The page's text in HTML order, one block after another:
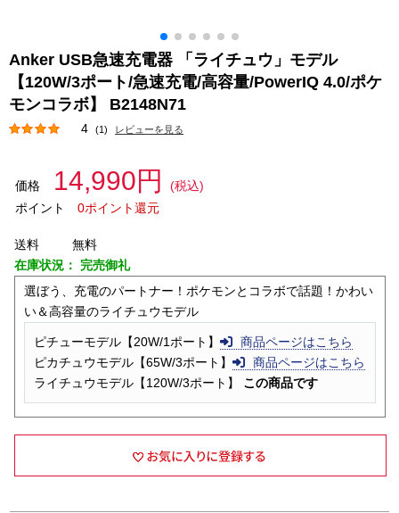
Anker USB急速充電器 「ライチュウ」モデル
【120W/3ポート/急速充電/高容量/PowerIQ 4.0/ポケ
モンコラボ】 B2148N71
4 (1) レビューを見る
価格 14,990円
(税込)
ポイント
0ポイント還元
送料
無料
在庫状況： 完売御礼
選ぼう、充電のパートナー！ポケモンとコラボで話題！かわい
い＆高容量のライチュウモデル
ピチューモデル【20W/1ポート】
商品ページはこちら
ピカチュウモデル【65W/3ポート】
商品ページはこちら
ライチュウモデル【120W/3ポート】 この商品です